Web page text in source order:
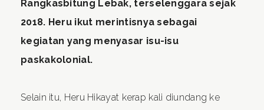
Rangkasbitung Lebak, terselenggara sejak
2018. Heru ikut merintisnya sebagai
kegiatan yang menyasar isu-isu
paskakolonial.
Selain itu, Heru Hikayat kerap kali diundang ke